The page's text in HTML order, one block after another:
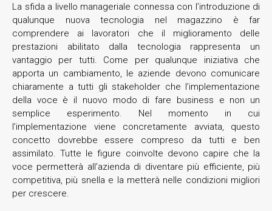
La sfida a livello manageriale connessa con l’introduzione di
qualunque nuova tecnologia nel magazzino è far
comprendere ai lavoratori che il miglioramento delle
prestazioni abilitato dalla tecnologia rappresenta un
vantaggio per tutti. Come per qualunque iniziativa che
apporta un cambiamento, le aziende devono comunicare
chiaramente a tutti gli stakeholder che l’implementazione
della voce è il nuovo modo di fare business e non un
semplice esperimento. Nel momento in cui
l’implementazione viene concretamente avviata, questo
concetto dovrebbe essere compreso da tutti e ben
assimilato. Tutte le figure coinvolte devono capire che la
voce permetterà all’azienda di diventare più efficiente, più
competitiva, più snella e la metterà nelle condizioni migliori
per crescere.